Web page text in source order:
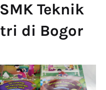
Teknik
di Bogor